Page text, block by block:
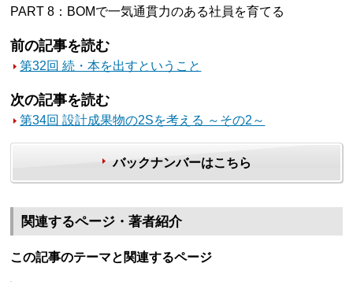
PART 8：BOMで一気通貫力のある社員を育てる
前の記事を読む
第32回 続・本を出すということ
次の記事を読む
第34回 設計成果物の2Sを考える ～その2～
バックナンバーはこちら
関連するページ・著者紹介
この記事のテーマと関連するページ